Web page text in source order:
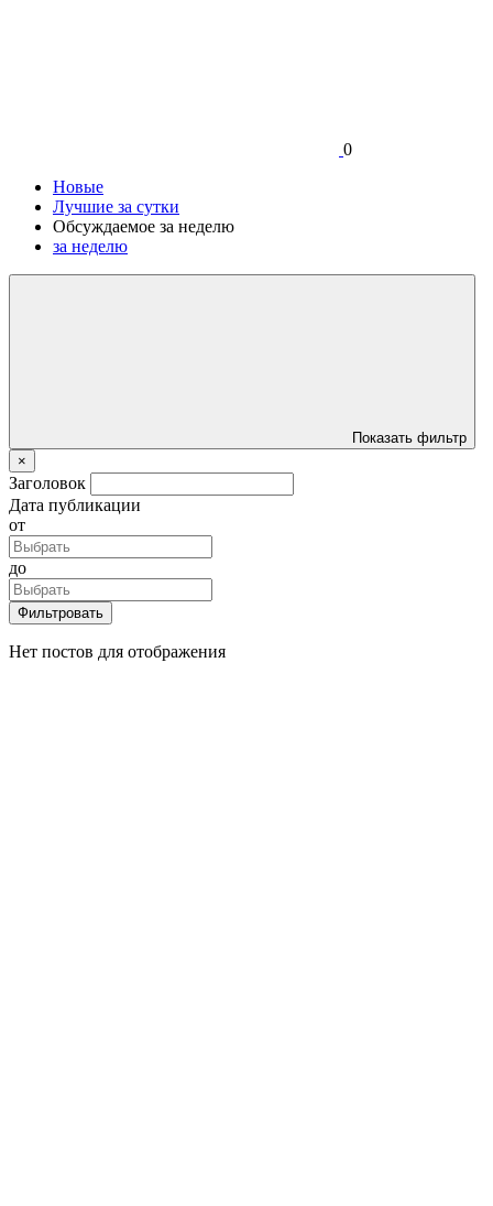
0
Новые
Лучшие за сутки
Обсуждаемое за неделю
за неделю
Показать фильтр
×
Заголовок
Дата публикации
от
до
Фильтровать
Нет постов для отображения